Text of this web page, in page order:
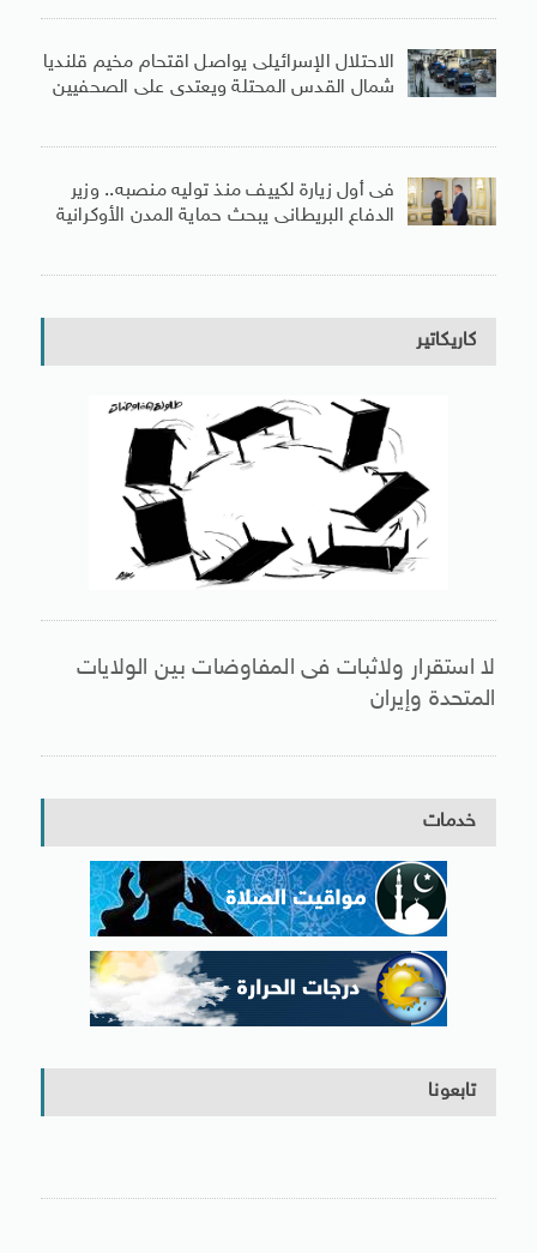
الاحتلال الإسرائيلى يواصل اقتحام مخيم قلنديا
شمال القدس المحتلة ويعتدى على الصحفيين
فى أول زيارة لكييف منذ توليه منصبه.. وزير
الدفاع البريطانى يبحث حماية المدن الأوكرانية
كاريكاتير
لا استقرار ولاثبات فى المفاوضات بين الولايات
المتحدة وإيران
خدمات
تابعونا